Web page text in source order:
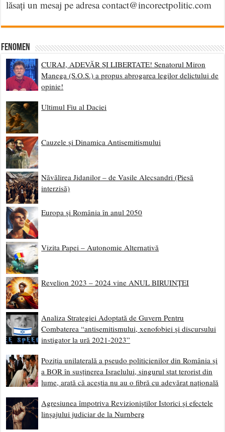
lăsați un mesaj pe adresa contact@incorectpolitic.com
Fenomen
CURAJ, ADEVĂR ȘI LIBERTATE! Senatorul Miron
Manega (S.O.S.) a propus abrogarea legilor delictului de
opinie!
Ultimul Fiu al Daciei
Cauzele și Dinamica Antisemitismului
Năvălirea Jidanilor – de Vasile Alecsandri (Piesă
interzisă)
Europa și România în anul 2050
Vizita Papei – Autonomie Alternativă
Revelion 2023 – 2024 vine ANUL BIRUINȚEI
Analiza Strategiei Adoptată de Guvern Pentru
Combaterea “antisemitismului, xenofobiei și discursului
instigator la ură 2021-2023”
Poziția unilaterală a pseudo politicienilor din România și
a BOR în susținerea Israelului, singurul stat terorist din
lume, arată că aceștia nu au o fibră cu adevărat națională
Agresiunea împotriva Revizioniștilor Istorici și efectele
linșajului judiciar de la Nurnberg